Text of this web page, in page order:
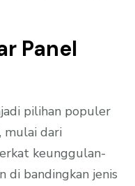
Panel
pilihan populer
mulai dari
keunggulan-
di bandingkan jenis